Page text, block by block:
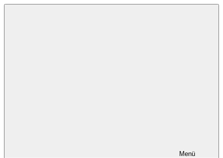
Zum
Menü